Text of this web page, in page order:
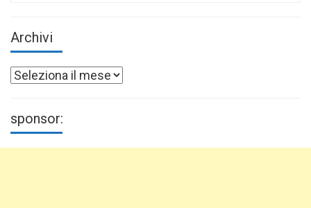
Archivi
Archivi
sponsor: